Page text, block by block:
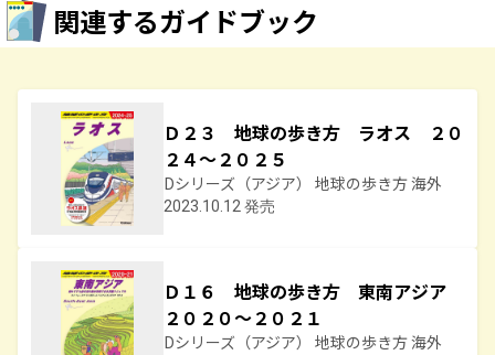
関連するガイドブック
Ｄ２３ 地球の歩き方 ラオス ２０
２４～２０２５
Dシリーズ（アジア） 地球の歩き方 海外
2023.10.12 発売
Ｄ１６ 地球の歩き方 東南アジア
２０２０～２０２１
Dシリーズ（アジア） 地球の歩き方 海外